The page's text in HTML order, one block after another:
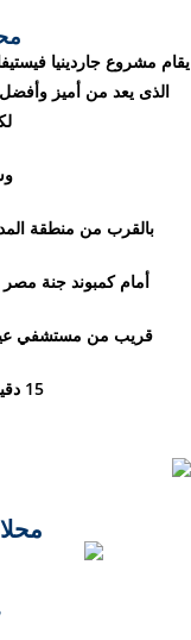
يقام مشروع جاردينيا
الذى يعد من أميز وأفضل
بالقرب من منطقة
أمام كمبوند جنة
قريب من مستشفي
15 دقيقة من مطار القاهرة الدولي.